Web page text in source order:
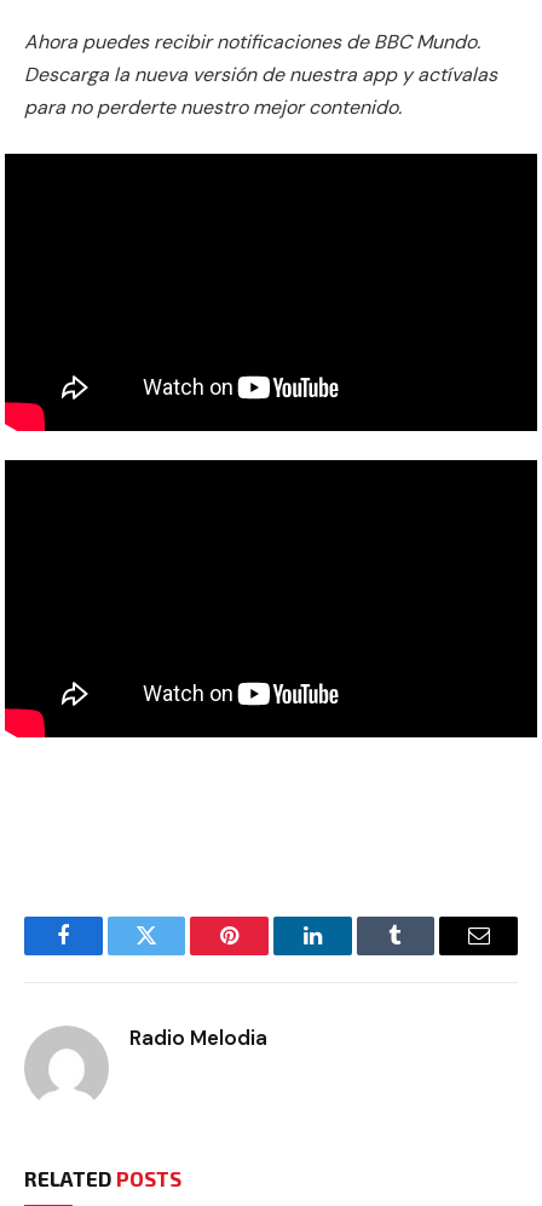
Ahora puedes recibir notificaciones de BBC Mundo.
Descarga la nueva versión de nuestra app y actívalas
para no perderte nuestro mejor contenido.
FacebookTwitter Pinterest LinkedInTumblr Email
Radio Melodia
RELATED POSTS